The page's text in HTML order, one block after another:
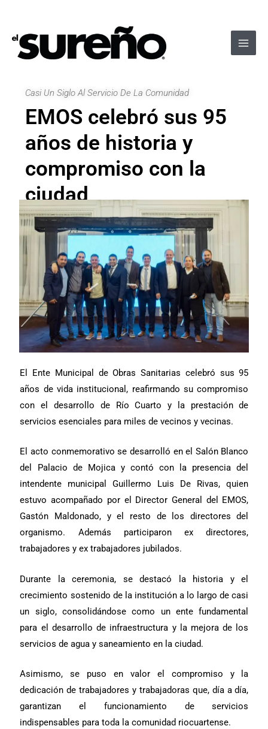
contenido
Casi Un Siglo Al Servicio De La Comunidad
EMOS celebró sus 95
años de historia y
compromiso con la
ciudad
El Ente Municipal de Obras Sanitarias celebró sus 95
años de vida institucional, reafirmando su compromiso
con el desarrollo de Río Cuarto y la prestación de
servicios esenciales para miles de vecinos y vecinas.
El acto conmemorativo se desarrolló en el Salón Blanco
del Palacio de Mojica y contó con la presencia del
intendente municipal Guillermo Luis De Rivas, quien
estuvo acompañado por el Director General del EMOS,
Gastón Maldonado, y el resto de los directores del
organismo. Además participaron ex directores,
trabajadores y ex trabajadores jubilados.
Durante la ceremonia, se destacó la historia y el
crecimiento sostenido de la institución a lo largo de casi
un siglo, consolidándose como un ente fundamental
para el desarrollo de infraestructura y la mejora de los
servicios de agua y saneamiento en la ciudad.
Asimismo, se puso en valor el compromiso y la
dedicación de trabajadores y trabajadoras que, día a día,
garantizan el funcionamiento de servicios
indispensables para toda la comunidad riocuartense.
entradas